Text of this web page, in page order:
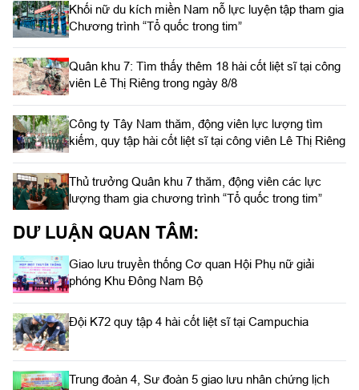
Khối nữ du kích miền Nam nỗ lực luyện tập tham gia
Chương trình “Tổ quốc trong tim”
Quân khu 7: Tìm thấy thêm 18 hài cốt liệt sĩ tại công
viên Lê Thị Riêng trong ngày 8/8
Công ty Tây Nam thăm, động viên lực lượng tìm
kiếm, quy tập hài cốt liệt sĩ tại công viên Lê Thị Riêng
Thủ trưởng Quân khu 7 thăm, động viên các lực
lượng tham gia chương trình “Tổ quốc trong tim”
DƯ LUẬN QUAN TÂM:
Giao lưu truyền thống Cơ quan Hội Phụ nữ giải
phóng Khu Đông Nam Bộ
Đội K72 quy tập 4 hài cốt liệt sĩ tại Campuchia
Trung đoàn 4, Sư đoàn 5 giao lưu nhân chứng lịch